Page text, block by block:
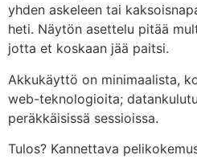
yhden askeleen tai
heti. Näytön asettelu pitää
jotta et koskaan jää paitsi.
Akkukäyttö on minimaalista,
web-teknologioita;
peräkkäisissä sessioissa.
Tulos? Kannettava